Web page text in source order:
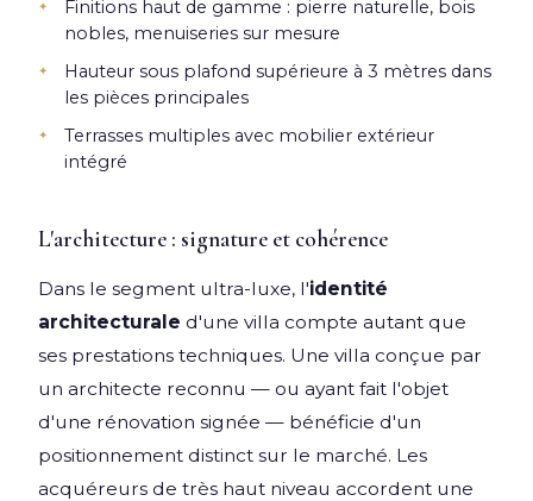
Finitions haut de gamme : pierre naturelle, bois
nobles, menuiseries sur mesure
Hauteur sous plafond supérieure à 3 mètres dans
les pièces principales
Terrasses multiples avec mobilier extérieur
intégré
L'architecture : signature et cohérence
Dans le segment ultra-luxe, l'identité
architecturale d'une villa compte autant que
ses prestations techniques. Une villa conçue par
un architecte reconnu — ou ayant fait l'objet
d'une rénovation signée — bénéficie d'un
positionnement distinct sur le marché. Les
acquéreurs de très haut niveau accordent une